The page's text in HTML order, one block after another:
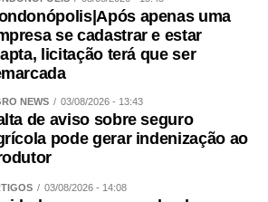
apenas uma
se cadastrar e estar
licitação terá que ser
NEWS 03/08/2026 - 13:43
de aviso sobre seguro
pode gerar indenização ao
03/08/2026 - 14:08